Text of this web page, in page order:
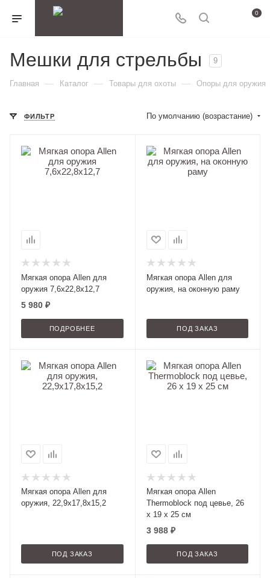
0
Мешки для стрельбы 9
Главная — Каталог — Товары для охоты — Опоры для оружия
ФИЛЬТР По умолчанию (возрастание)
Мягкая опора Allen для
оружия 7,6х22,8х12,7
5 980 ₽
ПОДРОБНЕЕ
Мягкая опора Allen для
оружия, на оконную раму
ПОД ЗАКАЗ
Мягкая опора Allen для
оружия, 22,9x17,8x15,2
ПОД ЗАКАЗ
Мягкая опора Allen
Thermoblock под цевье, 26
х 19 х 25 см
3 988₽
ПОД ЗАКАЗ